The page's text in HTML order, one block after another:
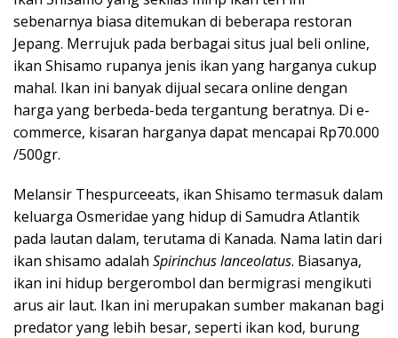
sebenarnya biasa ditemukan di beberapa restoran
Jepang. Merrujuk pada berbagai situs jual beli online,
ikan Shisamo rupanya jenis ikan yang harganya cukup
mahal. Ikan ini banyak dijual secara online dengan
harga yang berbeda-beda tergantung beratnya. Di e-
commerce, kisaran harganya dapat mencapai Rp70.000
/500gr.
Melansir Thespurceeats, ikan Shisamo termasuk dalam
keluarga Osmeridae yang hidup di Samudra Atlantik
pada lautan dalam, terutama di Kanada. Nama latin dari
ikan shisamo adalah Spirinchus lanceolatus. Biasanya,
ikan ini hidup bergerombol dan bermigrasi mengikuti
arus air laut. Ikan ini merupakan sumber makanan bagi
predator yang lebih besar, seperti ikan kod, burung